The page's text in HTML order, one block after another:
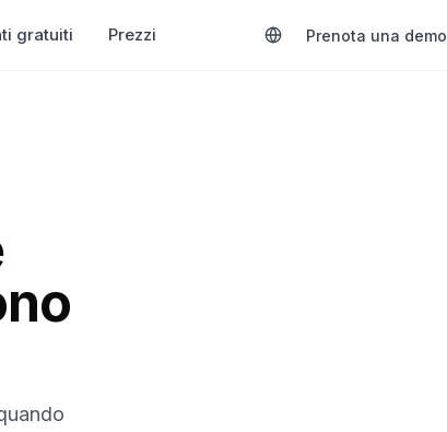
gratuiti Prezzi Prenota una demo